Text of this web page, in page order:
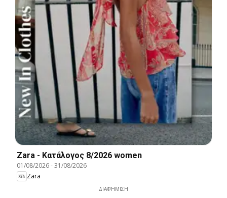
Zara - Kατάλογος 8/2026 women
01/08/2026-31/08/2026
Zara
ΔΙΑΦΉΜΙΣΗ